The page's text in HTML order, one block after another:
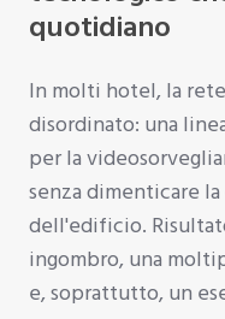
quotidiano
In molti hotel, la
disordinato: una
per la
senza dimenticare
dell'edificio.
ingombro, una
e, soprattutto, un